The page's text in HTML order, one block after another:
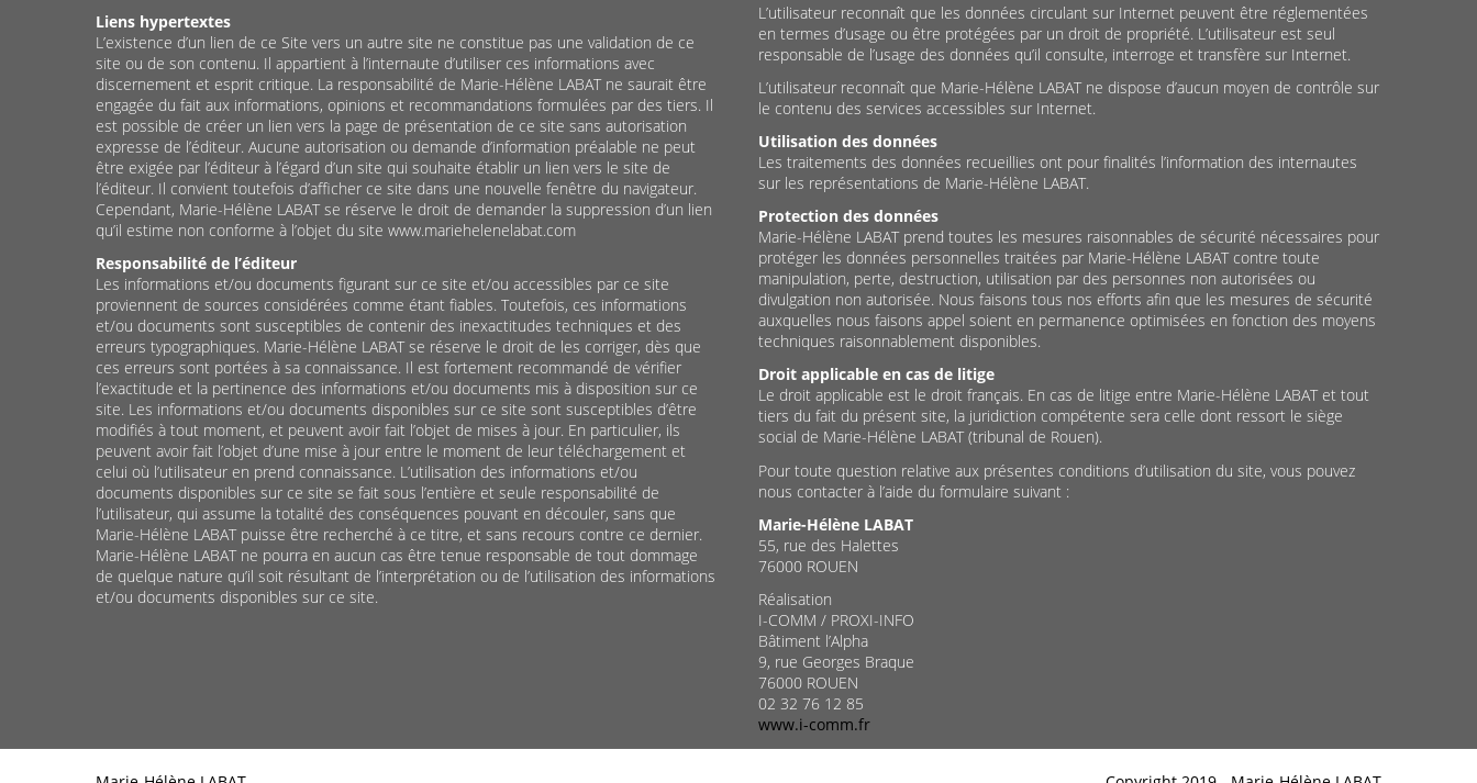
Liens hypertextes
L’existence d’un lien de ce Site vers un autre site ne constitue pas une validation de ce
site ou de son contenu. Il appartient à l’internaute d’utiliser ces informations avec
discernement et esprit critique. La responsabilité de Marie-Hélène LABAT ne saurait être
engagée du fait aux informations, opinions et recommandations formulées par des tiers. Il
est possible de créer un lien vers la page de présentation de ce site sans autorisation
expresse de l’éditeur. Aucune autorisation ou demande d’information préalable ne peut
être exigée par l’éditeur à l’égard d’un site qui souhaite établir un lien vers le site de
l’éditeur. Il convient toutefois d’afficher ce site dans une nouvelle fenêtre du navigateur.
Cependant, Marie-Hélène LABAT se réserve le droit de demander la suppression d’un lien
qu’il estime non conforme à l’objet du site www.mariehelenelabat.com
Responsabilité de l’éditeur
Les informations et/ou documents figurant sur ce site et/ou accessibles par ce site
proviennent de sources considérées comme étant fiables. Toutefois, ces informations
et/ou documents sont susceptibles de contenir des inexactitudes techniques et des
erreurs typographiques. Marie-Hélène LABAT se réserve le droit de les corriger, dès que
ces erreurs sont portées à sa connaissance. Il est fortement recommandé de vérifier
l’exactitude et la pertinence des informations et/ou documents mis à disposition sur ce
site. Les informations et/ou documents disponibles sur ce site sont susceptibles d’être
modifiés à tout moment, et peuvent avoir fait l’objet de mises à jour. En particulier, ils
peuvent avoir fait l’objet d’une mise à jour entre le moment de leur téléchargement et
celui où l’utilisateur en prend connaissance. L’utilisation des informations et/ou
documents disponibles sur ce site se fait sous l’entière et seule responsabilité de
l’utilisateur, qui assume la totalité des conséquences pouvant en découler, sans que
Marie-Hélène LABAT puisse être recherché à ce titre, et sans recours contre ce dernier.
Marie-Hélène LABAT ne pourra en aucun cas être tenue responsable de tout dommage
de quelque nature qu’il soit résultant de l’interprétation ou de l’utilisation des informations
et/ou documents disponibles sur ce site.
L’utilisateur reconnaît que les données circulant sur Internet peuvent être réglementées
en termes d’usage ou être protégées par un droit de propriété. L’utilisateur est seul
responsable de l’usage des données qu’il consulte, interroge et transfère sur Internet.
L’utilisateur reconnaît que Marie-Hélène LABAT ne dispose d’aucun moyen de contrôle sur
le contenu des services accessibles sur Internet.
Utilisation des données
Les traitements des données recueillies ont pour finalités l’information des internautes
sur les représentations de Marie-Hélène LABAT.
Protection des données
Marie-Hélène LABAT prend toutes les mesures raisonnables de sécurité nécessaires pour
protéger les données personnelles traitées par Marie-Hélène LABAT contre toute
manipulation, perte, destruction, utilisation par des personnes non autorisées ou
divulgation non autorisée. Nous faisons tous nos efforts afin que les mesures de sécurité
auxquelles nous faisons appel soient en permanence optimisées en fonction des moyens
techniques raisonnablement disponibles.
Droit applicable en cas de litige
Le droit applicable est le droit français. En cas de litige entre Marie-Hélène LABAT et tout
tiers du fait du présent site, la juridiction compétente sera celle dont ressort le siège
social de Marie-Hélène LABAT (tribunal de Rouen).
Pour toute question relative aux présentes conditions d’utilisation du site, vous pouvez
nous contacter à l’aide du formulaire suivant :
Marie-Hélène LABAT
55, rue des Halettes
76000 ROUEN
Réalisation
I-COMM / PROXI-INFO
Bâtiment l’Alpha
9, rue Georges Braque
76000 ROUEN
02 32 76 12 85
www.i-comm.fr